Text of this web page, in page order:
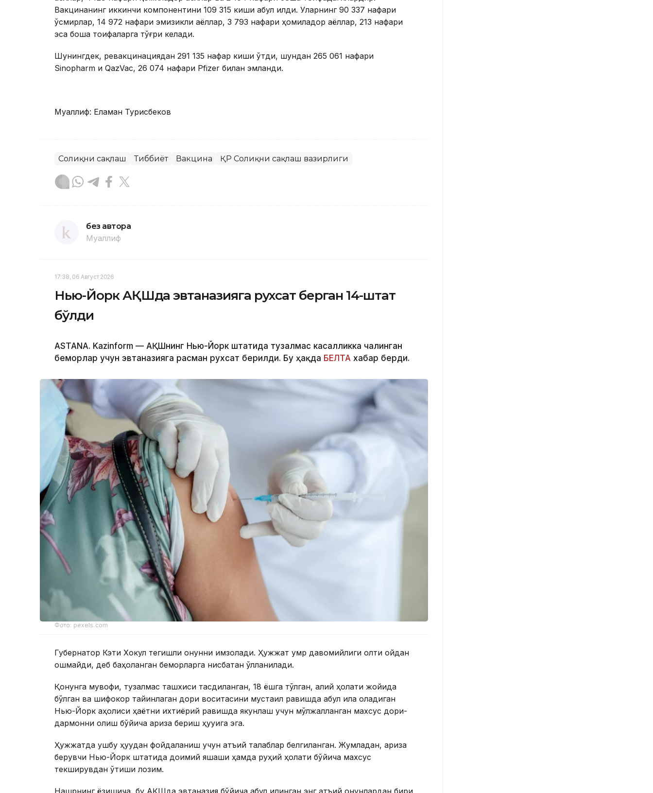
Вакцинанинг иккинчи компонентини 109 315 киши қабул қилди. Уларнинг 90 337 нафари
ўсмирлар, 14 972 нафари эмизикли аёллар, 3 793 нафари ҳомиладор аёллар, 213 нафари
эса бошқа тоифаларга тўғри келади.
Шунингдек, ревакцинациядан 291 135 нафар киши ўтди, шундан 265 061 нафари
Sinopharm и QazVac, 26 074 нафари Pfizer билан эмланди.
Муаллиф: Еламан Турисбеков
Соғлиқни сақлаш Тиббиёт Вакцина ҚР Соғлиқни сақлаш вазирлиги
без автора
Муаллиф
17:38, 06 Август 2026
Нью-Йорк АҚШда эвтаназияга рухсат берган 14-штат
бўлди
ASTANA. Kazinform — АҚШнинг Нью-Йорк штатида тузалмас касалликка чалинган
беморлар учун эвтаназияга расман рухсат берилди. Бу ҳақда БЕЛТА хабар берди.
Фото: pexels.com
Губернатор Кэти Хокул тегишли қонунни имзолади. Ҳужжат умр давомийлиги олти ойдан
ошмайди, деб баҳоланган беморларга нисбатан қўлланилади.
Қонунга мувофиқ, тузалмас ташхиси тасдиқланган, 18 ёшга тўлган, ақлий ҳолати жойида
бўлган ва шифокор тайинлаган дори воситасини мустақил равишда қабул қила оладиган
Нью-Йорк аҳолиси ҳаётни ихтиёрий равишда якунлаш учун мўлжалланган махсус дори-
дармонни олиш бўйича ариза бериш ҳуқуқига эга.
Ҳужжатда ушбу ҳуқуқдан фойдаланиш учун қатъий талаблар белгиланган. Жумладан, ариза
берувчи Нью-Йорк штатида доимий яшаши ҳамда руҳий ҳолати бўйича махсус
текширувдан ўтиши лозим.